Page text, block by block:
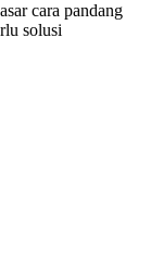
cara pandang
solusi